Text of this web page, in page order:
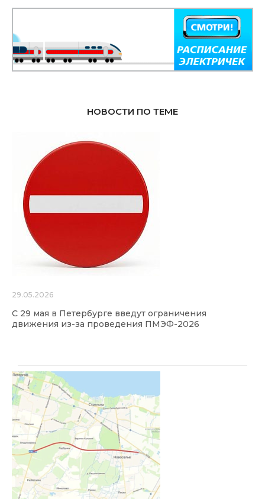
НОВОСТИ ПО ТЕМЕ
29.05.2026
С 29 мая в Петербурге введут ограничения
движения из-за проведения ПМЭФ-2026